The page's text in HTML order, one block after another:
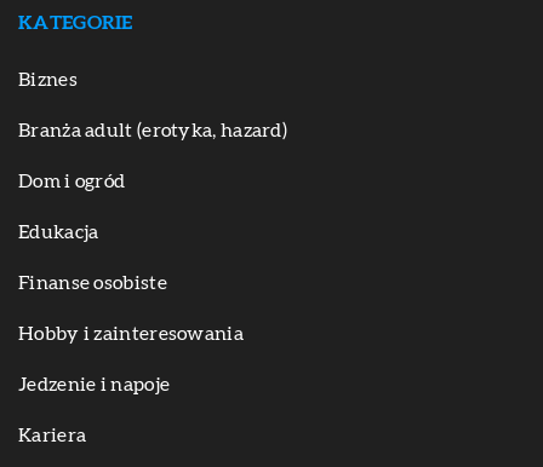
KATEGORIE
Biznes
Branża adult (erotyka, hazard)
Dom i ogród
Edukacja
Finanse osobiste
Hobby i zainteresowania
Jedzenie i napoje
Kariera